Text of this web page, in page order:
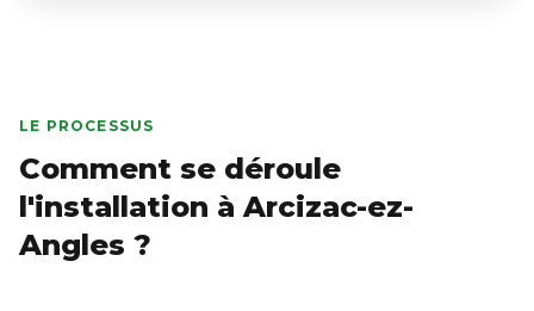
LE PROCESSUS
Comment se déroule
l'installation à Arcizac-ez-
Angles ?